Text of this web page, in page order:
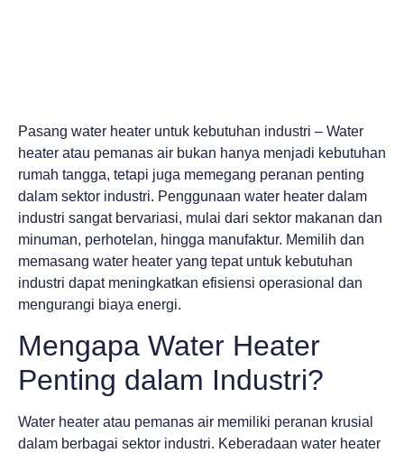
Pasang water heater untuk kebutuhan industri – Water
heater atau pemanas air bukan hanya menjadi kebutuhan
rumah tangga, tetapi juga memegang peranan penting
dalam sektor industri. Penggunaan water heater dalam
industri sangat bervariasi, mulai dari sektor makanan dan
minuman, perhotelan, hingga manufaktur. Memilih dan
memasang water heater yang tepat untuk kebutuhan
industri dapat meningkatkan efisiensi operasional dan
mengurangi biaya energi.
Mengapa Water Heater
Penting dalam Industri?
Water heater atau pemanas air memiliki peranan krusial
dalam berbagai sektor industri. Keberadaan water heater